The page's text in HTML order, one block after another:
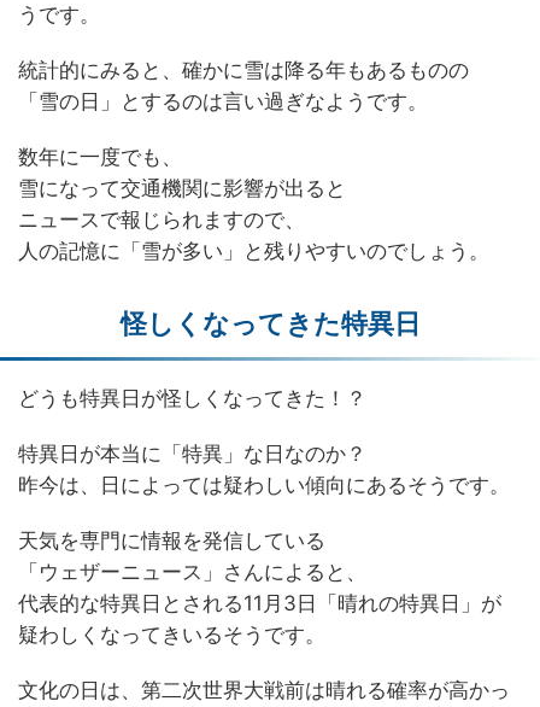
うです。
統計的にみると、確かに雪は降る年もあるものの
「雪の日」とするのは言い過ぎなようです。
数年に一度でも、
雪になって交通機関に影響が出ると
ニュースで報じられますので、
人の記憶に「雪が多い」と残りやすいのでしょう。
怪しくなってきた特異日
どうも特異日が怪しくなってきた！？
特異日が本当に「特異」な日なのか？
昨今は、日によっては疑わしい傾向にあるそうです。
天気を専門に情報を発信している
「ウェザーニュース」さんによると、
代表的な特異日とされる11月3日「晴れの特異日」が
疑わしくなってきいるそうです。
文化の日は、第二次世界大戦前は晴れる確率が高かっ